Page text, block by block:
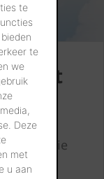
te
te
we
Deze
met
u aan
die
ons